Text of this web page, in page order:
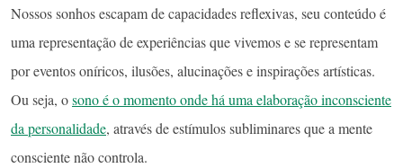
Nossos sonhos escapam de capacidades reflexivas, seu conteúdo é
uma representação de experiências que vivemos e se representam
por eventos oníricos, ilusões, alucinações e inspirações artísticas.
Ou seja, osono é o momento onde há uma elaboração inconsciente
da personalidade, através de estímulos subliminares que a mente
consciente não controla.